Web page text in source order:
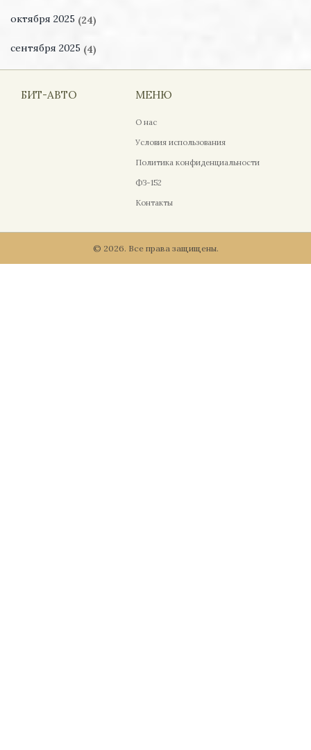
октября 2025 (24)
сентября 2025 (4)
БИТ-АВТО МЕНЮ
О нас
Условия использования
Политика конфиденциальности
ФЗ-152
Контакты
© 2026. Все права защищены.